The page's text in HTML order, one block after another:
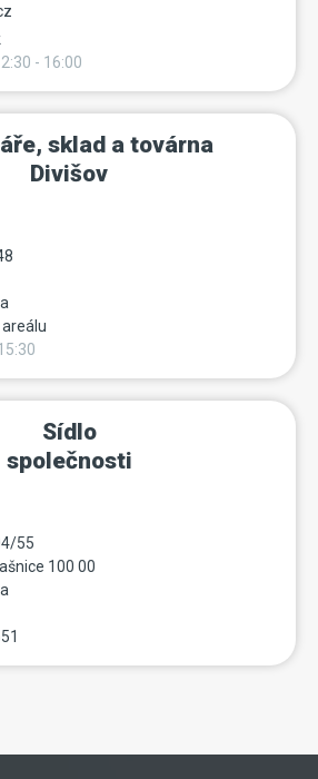
- 16:00
sklad a továrna
Divišov
Sídlo
společnosti
55
100 00